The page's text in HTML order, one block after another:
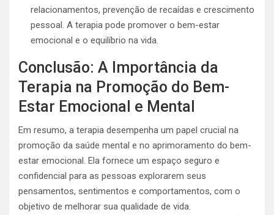
relacionamentos, prevenção de recaídas e crescimento
pessoal. A terapia pode promover o bem-estar
emocional e o equilíbrio na vida.
Conclusão: A Importância da
Terapia na Promoção do Bem-
Estar Emocional e Mental
Em resumo, a terapia desempenha um papel crucial na
promoção da saúde mental e no aprimoramento do bem-
estar emocional. Ela fornece um espaço seguro e
confidencial para as pessoas explorarem seus
pensamentos, sentimentos e comportamentos, com o
objetivo de melhorar sua qualidade de vida.